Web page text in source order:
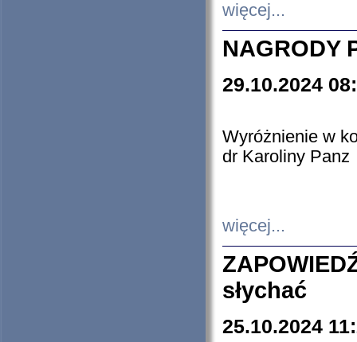
więcej...
NAGRODY
29.10.2024
Wyróżnienie w
dr Karoliny Panz
więcej...
słychać
25.10.2024